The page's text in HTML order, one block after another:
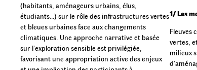
(habitants, aménageurs urbains, élus,
étudiants…) sur le rôle des infrastructures vertes
et bleues urbaines face aux changements
climatiques. Une approche narrative et basée
sur l’exploration sensible est privilégiée,
favorisant une appropriation active des enjeux
1/ Les
Fleuves
vertes,
milieux